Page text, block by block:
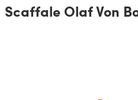
Scaffale Olaf Von